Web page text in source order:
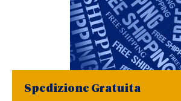
Spedizione Gratuita